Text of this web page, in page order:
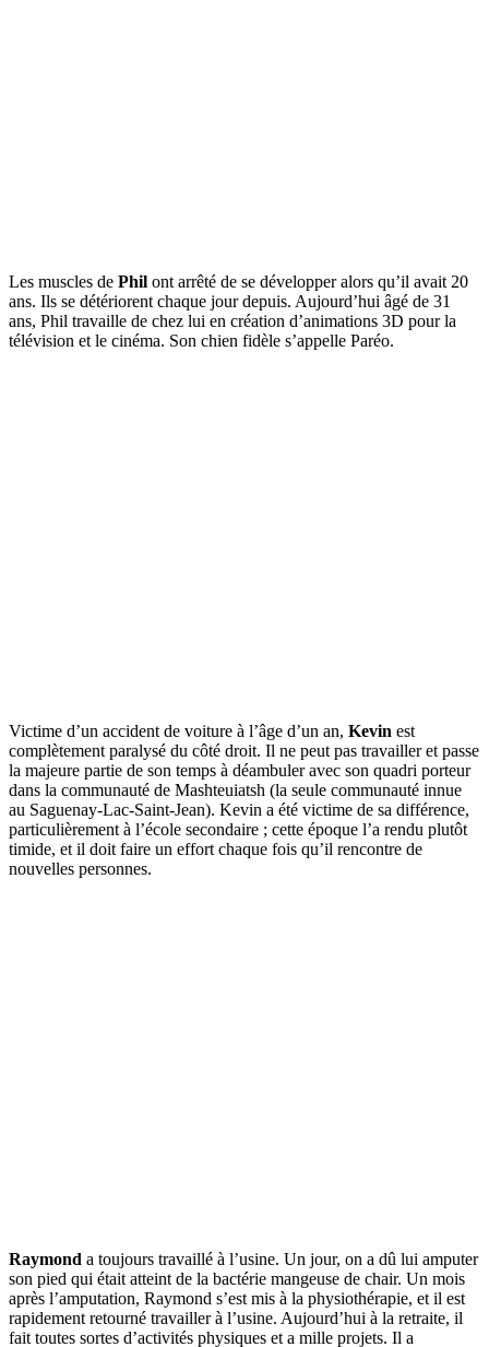
Les muscles de Phil ont arrêté de se développer alors qu’il avait 20
ans. Ils se détériorent chaque jour depuis. Aujourd’hui âgé de 31
ans, Phil travaille de chez lui en création d’animations 3D pour la
télévision et le cinéma. Son chien fidèle s’appelle Paréo.
Victime d’un accident de voiture à l’âge d’un an, Kevin est
complètement paralysé du côté droit. Il ne peut pas travailler et passe
la majeure partie de son temps à déambuler avec son quadri porteur
dans la communauté de Mashteuiatsh (la seule communauté innue
au Saguenay-Lac-Saint-Jean). Kevin a été victime de sa différence,
particulièrement à l’école secondaire ; cette époque l’a rendu plutôt
timide, et il doit faire un effort chaque fois qu’il rencontre de
nouvelles personnes.
Raymond a toujours travaillé à l’usine. Un jour, on a dû lui amputer
son pied qui était atteint de la bactérie mangeuse de chair. Un mois
après l’amputation, Raymond s’est mis à la physiothérapie, et il est
rapidement retourné travailler à l’usine. Aujourd’hui à la retraite, il
fait toutes sortes d’activités physiques et a mille projets. Il a